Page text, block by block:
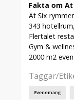
Fakta om At
At Six
343
Flertalet
Gym &
2000 m2
Taggar/
Evenemang